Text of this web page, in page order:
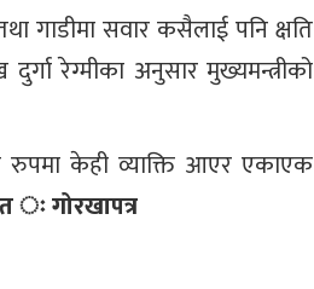
गाडीमा सवार कसैलाई पनि क्षति
रेग्मीका अनुसार मुख्यमन्त्रीको
रुपमा केही व्याक्ति आएर एकाएक
ः गोरखापत्र